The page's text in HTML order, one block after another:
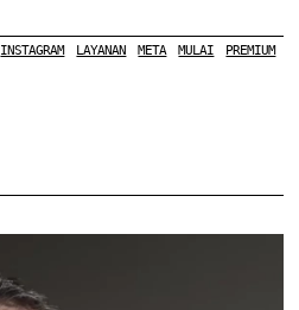
INSTAGRAM LAYANAN META MULAI
PREMIUM